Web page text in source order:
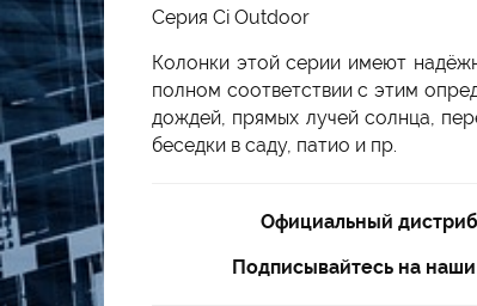
Серия Ci Outdoor
Колонки этой серии имеют
полном соответствии с этим
дождей, прямых лучей солнца,
беседки в саду, патио и пр.
Официальный
Подписывайтесь на